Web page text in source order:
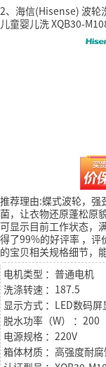
2、海信(Hisense) 波轮
儿童婴儿洗 XQB30-
推荐理由:蝶式波轮，强
菌，让衣物还原蓬松原
可显示目前工作状态，
得了99%的好评率 ，评
的宝贝相关规格细节，
电机类型 ：普通电机
洗涤转速 ：187.5
显示方式 ：LED数码屏
脱水功率（W） ：200
电源规格 ：220V